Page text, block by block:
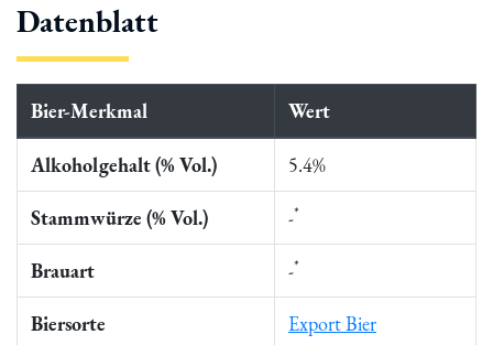
Datenblatt
Bier-Merkmal Wert
Alkoholgehalt (% Vol.) 5.4%
Stammwürze (% Vol.) -*
Brauart -*
Biersorte Export Bier